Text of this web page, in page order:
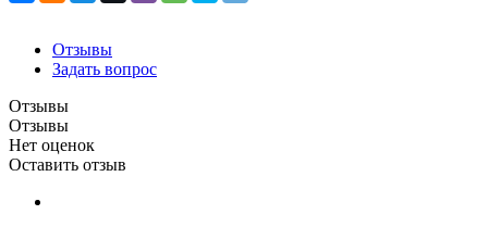
Отзывы
Задать вопрос
Отзывы
Отзывы
Нет оценок
Оставить отзыв